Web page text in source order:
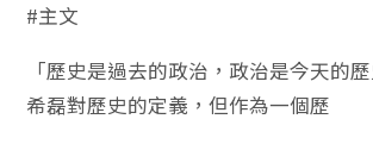
#主文
「歷史是過去的政治，政治是今天的
希磊對歷史的定義，但作為一個歷